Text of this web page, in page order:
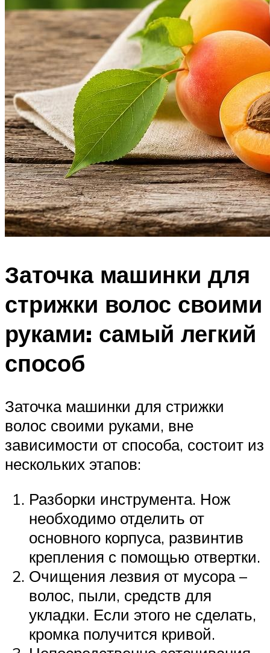
Заточка машинки для
стрижки волос своими
руками: самый легкий
способ
Заточка машинки для стрижки
волос своими руками, вне
зависимости от способа, состоит из
нескольких этапов:
Разборки инструмента. Нож
необходимо отделить от
основного корпуса, развинтив
крепления с помощью отвертки.
Очищения лезвия от мусора –
волос, пыли, средств для
укладки. Если этого не сделать,
кромка получится кривой.